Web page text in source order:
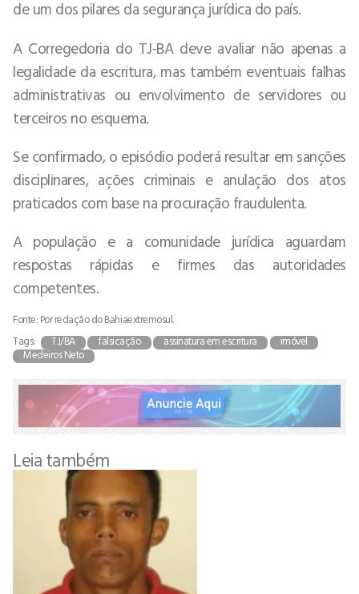
de um dos pilares da segurança jurídica do país.
A Corregedoria do TJ-BA deve avaliar não apenas a
legalidade da escritura, mas também eventuais falhas
administrativas ou envolvimento de servidores ou
terceiros no esquema.
Se confirmado, o episódio poderá resultar em sanções
disciplinares, ações criminais e anulação dos atos
praticados com base na procuração fraudulenta.
A população e a comunidade jurídica aguardam
respostas rápidas e firmes das autoridades
competentes.
Fonte: Por redação do Bahiaextremosul.
Tags:
TJ/BA falsicação assinatura em escritura
imóvel
Medeiros Neto
Leia também